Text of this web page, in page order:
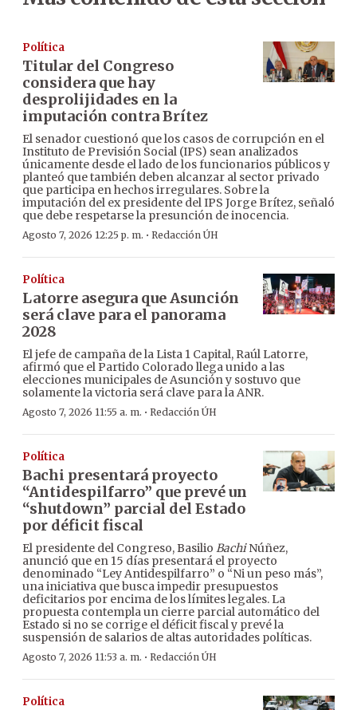
Política
Titular del Congreso
considera que hay
desprolijidades en la
imputación contra Brítez
El senador cuestionó que los casos de corrupción en el
Instituto de Previsión Social (IPS) sean analizados
únicamente desde el lado de los funcionarios públicos y
planteó que también deben alcanzar al sector privado
que participa en hechos irregulares. Sobre la
imputación del ex presidente del IPS Jorge Brítez, señaló
que debe respetarse la presunción de inocencia.
Agosto 7, 2026 12:25 p. m. · Redacción ÚH
Política
Latorre asegura que Asunción
será clave para el panorama
2028
El jefe de campaña de la Lista 1 Capital, Raúl Latorre,
afirmó que el Partido Colorado llega unido a las
elecciones municipales de Asunción y sostuvo que
solamente la victoria será clave para la ANR.
Agosto 7, 2026 11:55 a. m. · Redacción ÚH
Política
Bachi presentará proyecto
“Antidespilfarro” que prevé un
“shutdown” parcial del Estado
por déficit fiscal
El presidente del Congreso, Basilio BachiNúñez,
anunció que en 15 días presentará el proyecto
denominado “Ley Antidespilfarro” o “Ni un peso más”,
una iniciativa que busca impedir presupuestos
deficitarios por encima de los límites legales. La
propuesta contempla un cierre parcial automático del
Estado si no se corrige el déficit fiscal y prevé la
suspensión de salarios de altas autoridades políticas.
Agosto 7, 2026 11:53 a. m. · Redacción ÚH
Política